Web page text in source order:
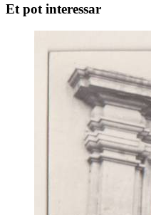
Et pot interessar